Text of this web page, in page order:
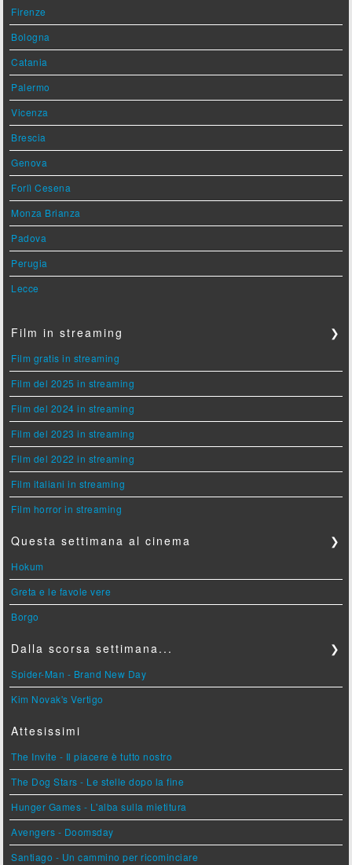
Firenze
Bologna
Catania
Palermo
Vicenza
Brescia
Genova
Forlì Cesena
Monza Brianza
Padova
Perugia
Lecce
Film in streaming ❯
Film gratis in streaming
Film del 2025 in streaming
Film del 2024 in streaming
Film del 2023 in streaming
Film del 2022 in streaming
Film italiani in streaming
Film horror in streaming
Questa settimana al cinema ❯
Hokum
Greta e le favole vere
Borgo
Dalla scorsa settimana... ❯
Spider-Man - Brand New Day
Kim Novak's Vertigo
Attesissimi
The Invite - Il piacere è tutto nostro
The Dog Stars - Le stelle dopo la fine
Hunger Games - L'alba sulla mietitura
Avengers - Doomsday
Santiago - Un cammino per ricominciare